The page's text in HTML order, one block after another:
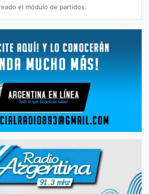
el módulo de partidos.